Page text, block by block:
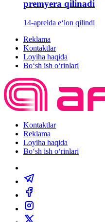
premyera qilinadi
14-aprelda e‘lon qilindi
Reklama
Kontaktlar
Loyiha haqida
Bo‘sh ish o‘rinlari
Kontaktlar
Reklama
Loyiha haqida
Bo‘sh ish o‘rinlari